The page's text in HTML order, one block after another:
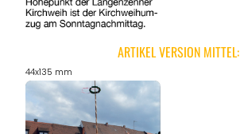
ARTIKEL VERSION MITTEL:
44x135 mm